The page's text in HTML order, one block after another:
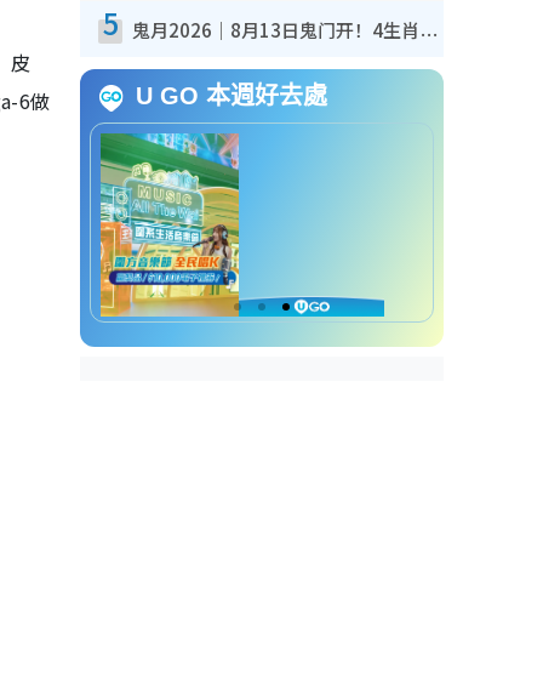
皮
6做
5 鬼月2026｜8月13日鬼门开！4生肖迎财运大爆发！专家：属Ｏ好手气 宜买六合彩
U GO 本週好去處